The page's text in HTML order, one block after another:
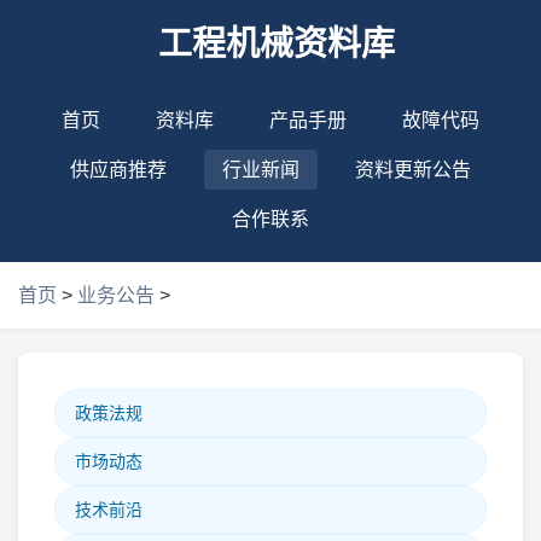
工程机械资料库
首页 资料库 产品手册 故障代码
供应商推荐 行业新闻 资料更新公告
合作联系
首页 > 业务公告 >
政策法规
市场动态
技术前沿